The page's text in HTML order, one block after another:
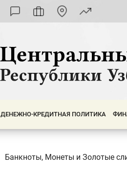
ДЕНЕЖНО-КРЕДИТНАЯ ПОЛИТИКА
Банкноты, Монеты и Золотые